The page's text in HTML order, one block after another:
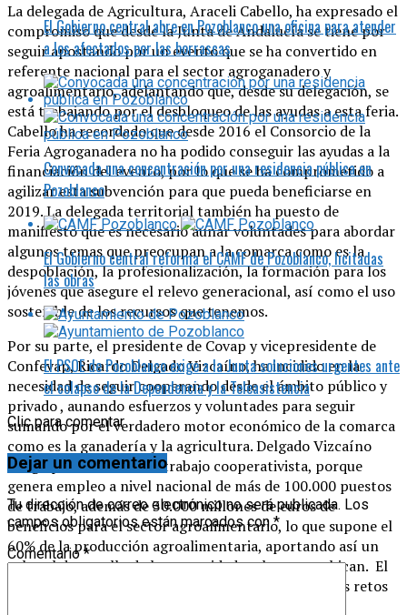
La delegada de Agricultura, Araceli Cabello, ha expresado el
compromiso que desde la Junta de Andalucía se tiene por
seguir apostando por un evento que se ha convertido en
referente nacional para el sector agroganadero y
agroalimentario, adelantando que, desde su delegación, se
está trabajando por el desbloqueo de las ayudas a esta feria.
Cabello ha recordado que desde 2016 el Consorcio de la
Feria Agroganadera no ha podido conseguir las ayudas a la
financiación del evento, por lo que se ha comprometido a
agilizar esta subvención para que pueda beneficiarse en
2019. La delegada territorial también ha puesto de
manifiesto que es necesario aunar voluntades para abordar
algunos temas que preocupan a la comarca como es la
despoblación, la profesionalización, la formación para los
jóvenes que asegure el relevo generacional, así como el uso
sostenible de los recursos que tenemos.
Por su parte, el presidente de Covap y vicepresidente de
Confevap, Ricardo Delgado Vizcaíno, ha incidido en la
necesidad de seguir cooperando desde el ámbito público y
privado , aunando esfuerzos y voluntades para seguir
sumando por el verdadero motor económico de la comarca
como es la ganadería y la agricultura. Delgado Vizcaíno
abogó por mantener el trabajo cooperativista, porque
genera empleo a nivel nacional de más de 100.000 puestos
de trabajo, además de 30.000 millones de euros de
beneficios para el sector agroalimentario, lo que supone el
60% de la producción agroalimentaria, aportando así un
valor al desarrollo de la comunidad en la que se ubican. El
presidente de Covap también recordó cuales son los retos
El Gobierno central abre en Pozoblanco una oficina para atender
a los afectados por las borrascas
Convocada una concentración por una residencia pública en
Pozoblanco
El Gobierno central reforma el CAMF de Pozoblanco, licitadas
las obras
El PSOE de Pozoblanco exige a la Junta soluciones urgentes ante
el colapso de la Dependencia y la Teleasistencia
Clic para comentar
Dejar un comentario
Tu dirección de correo electrónico no será publicada. Los
campos obligatorios están marcados con*
Comentario*